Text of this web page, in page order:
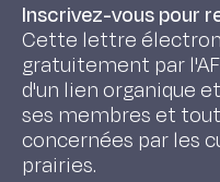
Inscrivez-vous pour
Cette lettre
gratuitement par
d'un lien organique
ses membres et
concernées par les
prairies.